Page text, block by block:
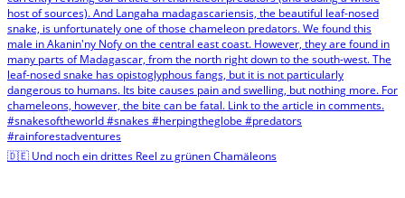
🇩🇪 Und noch ein drittes Reel zu grünen Chamäleons